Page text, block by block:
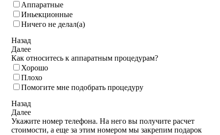
Аппаратные
Иньекционные
Ничего не делал(а)
Назад
Далее
Как относитесь к аппаратным процедурам?
Хорошо
Плохо
Помогите мне подобрать процедуру
Назад
Далее
Укажите номер телефона. На него вы получите расчет
стоимости, а еще за этим номером мы закрепим подарок